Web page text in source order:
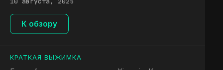
К обзору
КРАТКАЯ ВЫЖИМКА